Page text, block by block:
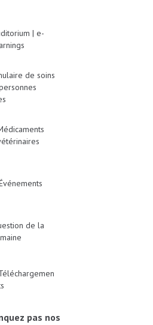
| e-
de soins
de la
pas nos